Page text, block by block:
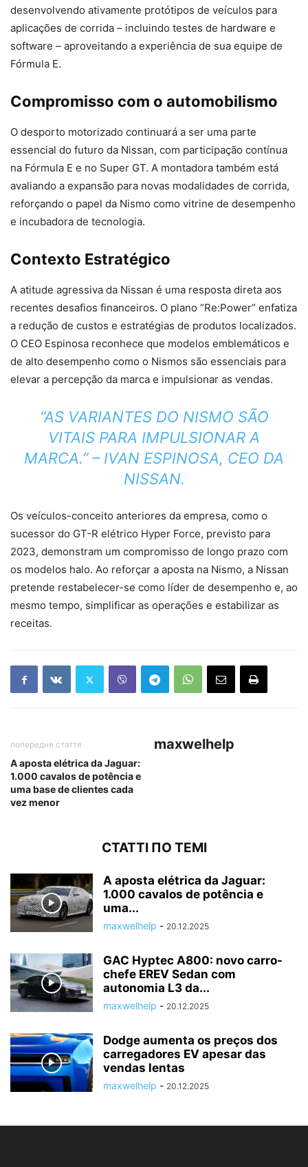
desenvolvendo ativamente protótipos de veículos para
aplicações de corrida – incluindo testes de hardware e
software – aproveitando a experiência de sua equipe de
Fórmula E.
Compromisso com o automobilismo
O desporto motorizado continuará a ser uma parte
essencial do futuro da Nissan, com participação contínua
na Fórmula E e no Super GT. A montadora também está
avaliando a expansão para novas modalidades de corrida,
reforçando o papel da Nismo como vitrine de desempenho
e incubadora de tecnologia.
Contexto Estratégico
A atitude agressiva da Nissan é uma resposta direta aos
recentes desafios financeiros. O plano “Re:Power” enfatiza
a redução de custos e estratégias de produtos localizados.
O CEO Espinosa reconhece que modelos emblemáticos e
de alto desempenho como o Nismos são essenciais para
elevar a percepção da marca e impulsionar as vendas.
“AS VARIANTES DO NISMO SÃO
VITAIS PARA IMPULSIONAR A
MARCA.” – IVAN ESPINOSA, CEO DA
NISSAN.
Os veículos-conceito anteriores da empresa, como o
sucessor do GT-R elétrico Hyper Force, previsto para
2023, demonstram um compromisso de longo prazo com
os modelos halo. Ao reforçar a aposta na Nismo, a Nissan
pretende restabelecer-se como líder de desempenho e, ao
mesmo tempo, simplificar as operações e estabilizar as
receitas.
попередня стаття
A aposta elétrica da Jaguar:
1.000 cavalos de potência e
uma base de clientes cada
vez menor
maxwelhelp
СТАТТІ ПО ТЕМІ
A aposta elétrica da Jaguar:
1.000 cavalos de potência e
uma...
maxwelhelp - 20.12.2025
GAC Hyptec A800: novo carro-
chefe EREV Sedan com
autonomia L3 da...
maxwelhelp - 20.12.2025
Dodge aumenta os preços dos
carregadores EV apesar das
vendas lentas
maxwelhelp - 20.12.2025